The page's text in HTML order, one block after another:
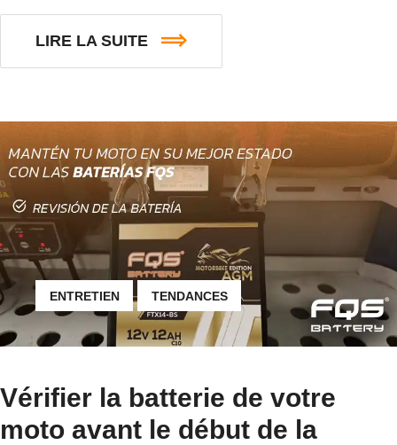
LIRE LA SUITE
ENTRETIEN TENDANCES
Vérifier la batterie de votre
moto avant le début de la